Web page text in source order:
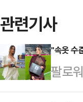
관련기사
"속옷 수
팔로
나의